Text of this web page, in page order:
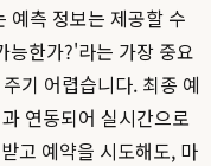
예측 정보는 제공할 수
능한가?'라는 가장 중요
기 어렵습니다. 최종 예
연동되어 실시간으로
고 예약을 시도해도, 마